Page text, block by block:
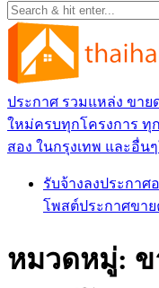
ประกาศ รวมแหล่ง ขา
ใหม่ครบทุกโครงการ ทุ
สอง ในกรุงเทพ และอื่น
รับจ้างลงประกา
โพสต์ประกาศขา
หมวดหมู่: ข